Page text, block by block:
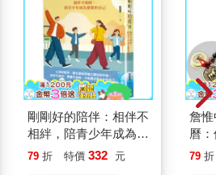
剛剛好的陪伴：相伴不
相絆，陪青少年成為想
要的自己
79 折 特價 332 元
詹惟
曆
運
79 折